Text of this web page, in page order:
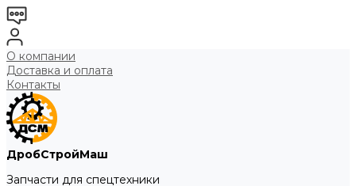
О компании
Доставка и оплата
Контакты
ДробСтройМаш
Запчасти для спецтехники